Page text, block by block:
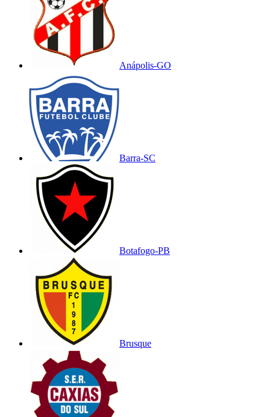
Anápolis-GO
Barra-SC
Botafogo-PB
Brusque